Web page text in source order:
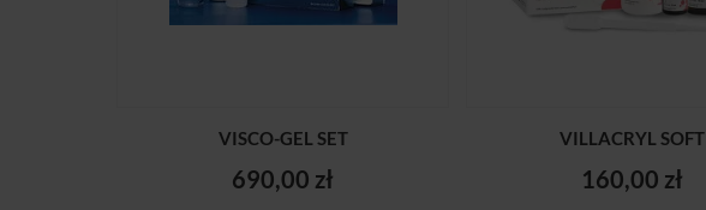
VISCO-GEL SET
690,00 zł
VILLACRYL SOFT
160,00 zł